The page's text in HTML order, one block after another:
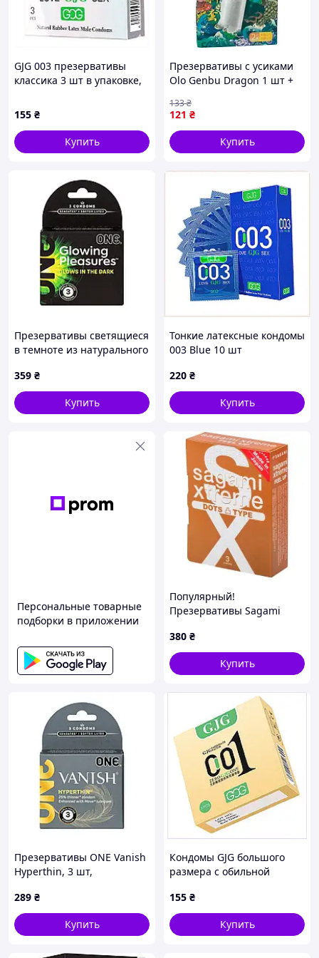
GJG 003 презервативы
классика 3 шт в упаковке,
155 ₴
Купить
Презервативы с усиками
Olo Genbu Dragon 1 шт +
(ROZ6501053514)
121 ₴
133₴
Купить
Презервативы светящиеся
в темноте из натурального
силиконовой основе ONE
Glowing
359 ₴
Купить
Тонкие латексные кондомы
003 Blue 10 шт
90AX29526
220 ₴
Купить
Персональные товарные
подборки в приложении
Популярный!
Презервативы Sagami
3 шт. (4974234101016) -
Лучшее качество только
на Nukleon.com.ua
380 ₴
Купить
Презервативы ONE Vanish
Hyperthin, 3 шт,
картонная упаковка
289 ₴
Купить
Кондомы GJG большого
размера с обильной
155 ₴
Купить